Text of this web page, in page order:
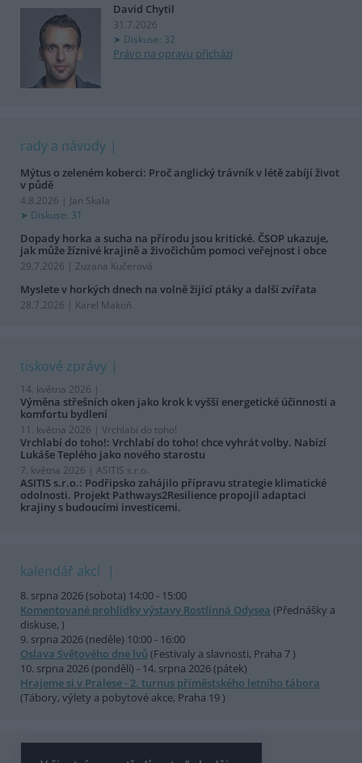
David Chytil
31.7.2026
Diskuse: 32
Právo na opravu přichází
rady a návody
Mýtus o zeleném koberci: Proč anglický trávník v létě zabíjí život
v půdě
4.8.2026 | Jan Skala
Diskuse: 31
Dopady horka a sucha na přírodu jsou kritické. ČSOP ukazuje,
jak může žíznivé krajině a živočichům pomoci veřejnost i obce
29.7.2026 | Zuzana Kučerová
Myslete v horkých dnech na volně žijící ptáky a další zvířata
28.7.2026 | Karel Makoň
tiskové zprávy
14. května 2026 |
Výměna střešních oken jako krok k vyšší energetické účinnosti a
komfortu bydlení
11. května 2026 | Vrchlabí do toho!
Vrchlabí do toho!: Vrchlabí do toho! chce vyhrát volby. Nabízí
Lukáše Teplého jako nového starostu
7. května 2026 | ASITIS s.r.o.
ASITIS s.r.o.: Podřipsko zahájilo přípravu strategie klimatické
odolnosti. Projekt Pathways2Resilience propojil adaptaci
krajiny s budoucími investicemi.
kalendář akcí
8. srpna 2026 (sobota) 14:00 - 15:00
Komentované prohlídky výstavy Rostlinná Odysea (Přednášky a
diskuse, )
9. srpna 2026 (neděle) 10:00 - 16:00
Oslava Světového dne lvů (Festivaly a slavnosti, Praha 7 )
10. srpna 2026 (pondělí) - 14. srpna 2026 (pátek)
Hrajeme si v Pralese - 2. turnus příměstského letního tábora
(Tábory, výlety a pobytové akce, Praha 19 )